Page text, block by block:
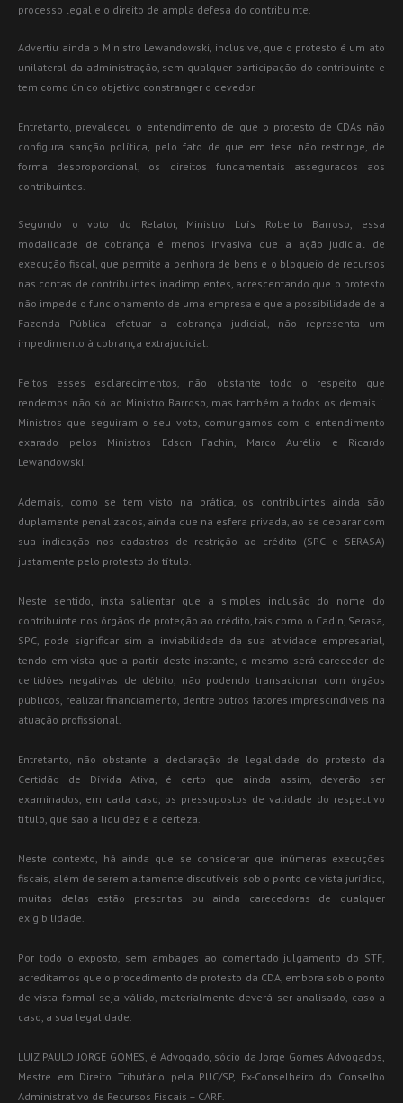
processo legal e o direito de ampla defesa do contribuinte.
Advertiu ainda o Ministro Lewandowski, inclusive, que o protesto é um ato
unilateral da administração, sem qualquer participação do contribuinte e
tem como único objetivo constranger o devedor.
Entretanto, prevaleceu o entendimento de que o protesto de CDAs não
configura sanção política, pelo fato de que em tese não restringe, de
forma desproporcional, os direitos fundamentais assegurados aos
contribuintes.
Segundo o voto do Relator, Ministro Luís Roberto Barroso, essa
modalidade de cobrança é menos invasiva que a ação judicial de
execução fiscal, que permite a penhora de bens e o bloqueio de recursos
nas contas de contribuintes inadimplentes, acrescentando que o protesto
não impede o funcionamento de uma empresa e que a possibilidade de a
Fazenda Pública efetuar a cobrança judicial, não representa um
impedimento à cobrança extrajudicial.
Feitos esses esclarecimentos, não obstante todo o respeito que
rendemos não só ao Ministro Barroso, mas também a todos os demais i.
Ministros que seguiram o seu voto, comungamos com o entendimento
exarado pelos Ministros Edson Fachin, Marco Aurélio e Ricardo
Lewandowski.
Ademais, como se tem visto na prática, os contribuintes ainda são
duplamente penalizados, ainda que na esfera privada, ao se deparar com
sua indicação nos cadastros de restrição ao crédito (SPC e SERASA)
justamente pelo protesto do título.
Neste sentido, insta salientar que a simples inclusão do nome do
contribuinte nos órgãos de proteção ao crédito, tais como o Cadin, Serasa,
SPC, pode significar sim a inviabilidade da sua atividade empresarial,
tendo em vista que a partir deste instante, o mesmo será carecedor de
certidões negativas de débito, não podendo transacionar com órgãos
públicos, realizar financiamento, dentre outros fatores imprescindíveis na
atuação profissional.
Entretanto, não obstante a declaração de legalidade do protesto da
Certidão de Dívida Ativa, é certo que ainda assim, deverão ser
examinados, em cada caso, os pressupostos de validade do respectivo
título, que são a liquidez e a certeza.
Neste contexto, há ainda que se considerar que inúmeras execuções
fiscais, além de serem altamente discutíveis sob o ponto de vista jurídico,
muitas delas estão prescritas ou ainda carecedoras de qualquer
exigibilidade.
Por todo o exposto, sem ambages ao comentado julgamento do STF,
acreditamos que o procedimento de protesto da CDA, embora sob o ponto
de vista formal seja válido, materialmente deverá ser analisado, caso a
caso, a sua legalidade.
LUIZ PAULO JORGE GOMES, é Advogado, sócio da Jorge Gomes Advogados,
Mestre em Direito Tributário pela PUC/SP, Ex-Conselheiro do Conselho
Administrativo de Recursos Fiscais – CARF.